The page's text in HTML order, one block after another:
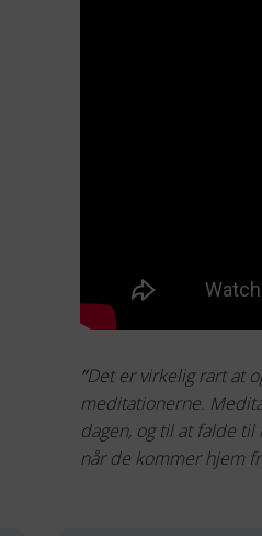
“Det er virkelig rart at
meditationerne.
dagen, og til at falde
når de kommer hjem